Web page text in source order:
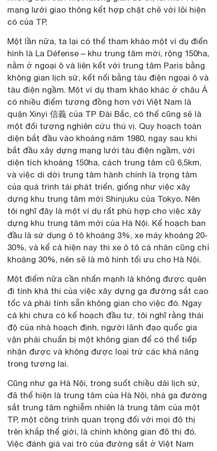
mạng lưới giao thông kết hợp chặt chẽ với lõi hiện
có của TP.
Một lần nữa, ta lại có thể tham khảo một ví dụ điển
hình là La Défense – khu trung tâm mới, rộng 150ha,
nằm ở ngoại ô và liên kết với trung tâm Paris bằng
không gian lịch sử, kết nối bằng tàu điện ngoại ô và
tàu điện ngầm. Một ví dụ tham khảo khác ở châu Á
có nhiều điểm tương đồng hơn với Việt Nam là
quận Xinyi 信義 của TP Đài Bắc, có thể cũng sẽ là
một đối tượng nghiên cứu thú vị. Quy hoạch toàn
diện bắt đầu vào khoảng năm 1980, ngay sau khi
bắt đầu xây dựng mạng lưới tàu điện ngầm, với
diện tích khoảng 150ha, cách trung tâm cũ 6,5km,
và việc di dời trung tâm hành chính là trọng tâm
của quá trình tái phát triển, giống như việc xây
dựng khu trung tâm mới Shinjuku của Tokyo. Nên
tôi nghĩ đây là một ví dụ rất phù hợp cho việc xây
dựng khu trung tâm mới của Hà Nội. Kế hoạch ban
đầu là sử dụng ô tô khoảng 3%, xe máy khoảng 20-
30%, và kể cả hiện nay thì xe ô tô cá nhân cũng chỉ
khoảng 30%, nên sẽ là mô hình tối ưu cho Hà Nội.
Một điểm nữa cần nhấn mạnh là không được quên
đi tính khả thi của việc xây dựng ga đường sắt cao
tốc và phải tính sẵn không gian cho việc đó. Ngay
cả khi chưa có kế hoạch đầu tư, tôi nghĩ rằng thái
độ của nhà hoạch định, người lãnh đạo quốc gia
vận phải chuẩn bị một không gian để có thể tiếp
nhận được và không được loại trừ các khả năng
trong tương lai.
Cũng như ga Hà Nội, trong suốt chiều dài lịch sử,
đã thể hiện là trung tâm của Hà Nội, nhà ga đường
sắt trung tâm nghiễm nhiên là trung tâm của một
TP, một công trình quan trọng đối với mọi đô thị
trên khắp thế giới, là chính không gian đô thị đó.
Việc đánh giá vai trò của đường sắt ở Việt Nam